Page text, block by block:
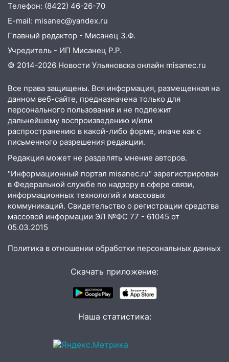
18:02 В Ульяновск едут звезды
баскетбола!
17:08 Ульяновский областной суд
оставил в силе приговор руководству
«УльяновскФармации» за махинации на
3,2 млн рублей
16:09 Ветераны легкой атлетики из
Ульяновска успешно выступили на
Чемпионате России
16:02 В Ульяновской области убрали
более 28% площадей зерновых и
зернобобовых культур
15:51 Бросила кирпич в жену брата: в
Ульяновской области завели дело на
агрессивную женщину
15:47
На улице Радищева сбили
курьера: крупная авария в Ульяновске
15:15
Проводил до квартиры и ограбил:
новый кавалер женщины оказался
рецидивистом
В Ульяновске ограничат движение
по улице Ефремова
67% ульяновцев готовы
повысят зарплату
Телефон: (8422) 46-26-70
E-mail: misanec@yandex.ru
Главный редактор - Мисанец З.Ф.
Учредитель - ИП Мисанец Р.Р.
© 2014-2026 Новости Ульяновска онлайн misanec.ru
Все права защищены. Вся информация, размещенная на
данном веб-сайте, предназначена только для
персонального пользования и не подлежит
дальнейшему воспроизведению и/или
распространению в какой-либо форме, иначе как с
письменного разрешения редакции.
Редакция может не разделять мнение авторов.
"Информационный портал misanec.ru" зарегистрирован
в Федеральной службе по надзору в сфере связи,
информационных технологий и массовых
коммуникаций. Свидетельство о регистрации средства
массовой информации ЭЛ №ФС 77 - 61045 от
05.03.2015
Политика в отношении обработки персональных данных
Скачать приложение:
Наша статистика: